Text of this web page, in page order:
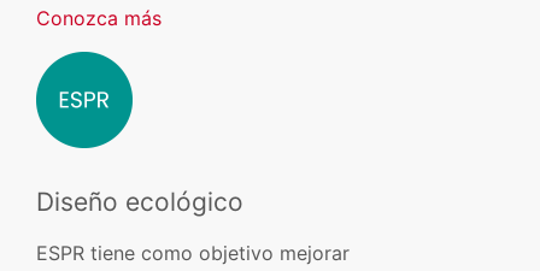
Conozca más
Diseño ecológico
ESPR tiene como objetivo mejorar